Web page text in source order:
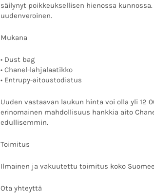
säilynyt poikkeuksellisen hienossa
uudenveroinen.
Mukana
• Dust bag
• Chanel-lahjalaatikko
• Entrupy-aitoustodistus
Uuden vastaavan laukun hinta voi olla yli 12
erinomainen mahdollisuus hankkia aito
edullisemmin.
Toimitus
Ilmainen ja vakuutettu toimitus koko
Ota yhteyttä